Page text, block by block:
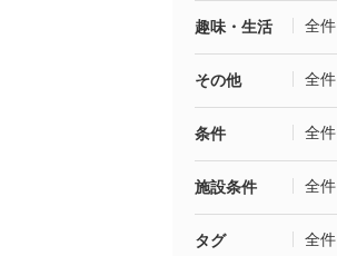
趣味・生活 全件
その他 全件
条件 全件
施設条件 全件
タグ 全件